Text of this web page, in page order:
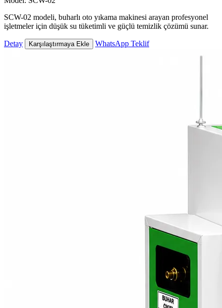
SCW-02 modeli, buharlı oto yıkama makinesi arayan profesyonel
işletmeler için düşük su tüketimli ve güçlü temizlik çözümü sunar.
Detay Karşılaştırmaya Ekle WhatsApp Teklif